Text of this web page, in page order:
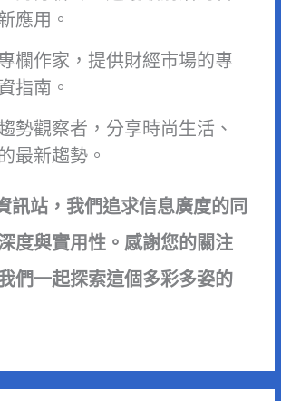
應用。
欄作家，提供財經市場的專
指南。
勢觀察者，分享時尚生活、
最新趨勢。
訊站，我們追求信息廣度的同
度與實用性。感謝您的關注
們一起探索這個多彩多姿的